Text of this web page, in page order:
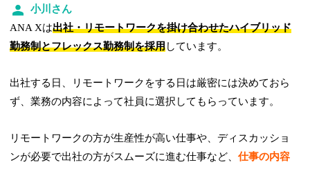
小川さん
ANA Xは出社・リモートワークを掛け合わせたハイブリッド
勤務制とフレックス勤務制を採用しています。
出社する日、リモートワークをする日は厳密には決めておら
ず、業務の内容によって社員に選択してもらっています。
リモートワークの方が生産性が高い仕事や、ディスカッショ
ンが必要で出社の方がスムーズに進む仕事など、仕事の内容